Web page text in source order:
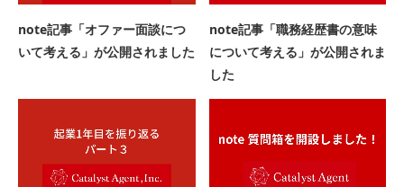
note記事「オファー面談につ
いて考える」が公開されました
note記事「職務経歴書の意味
について考える」が公開されま
した